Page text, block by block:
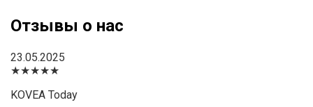
Отзывы о нас
23.05.2025
★★★★★
KOVEA Today